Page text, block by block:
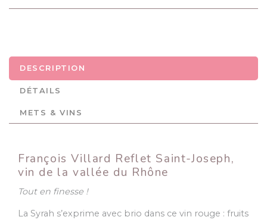
DESCRIPTION
DÉTAILS
METS & VINS
François Villard Reflet Saint-Joseph,
vin de la vallée du Rhône
Tout en finesse !
La Syrah s’exprime avec brio dans ce vin rouge : fruits